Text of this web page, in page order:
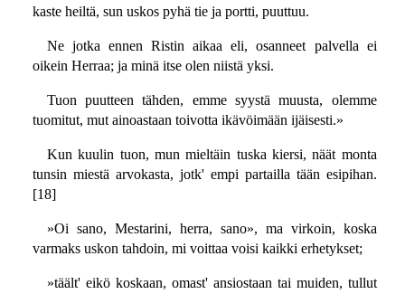
kaste heiltä, sun uskos pyhä tie ja portti, puuttuu.
Ne jotka ennen Ristin aikaa eli, osanneet palvella ei
oikein Herraa; ja minä itse olen niistä yksi.
Tuon puutteen tähden, emme syystä muusta, olemme
tuomitut, mut ainoastaan toivotta ikävöimään ijäisesti.»
Kun kuulin tuon, mun mieltäin tuska kiersi, näät monta
tunsin miestä arvokasta, jotk' empi partailla tään esipihan.
[18]
»Oi sano, Mestarini, herra, sano», ma virkoin, koska
varmaks uskon tahdoin, mi voittaa voisi kaikki erhetykset;
»täält' eikö koskaan, omast' ansiostaan tai muiden, tullut